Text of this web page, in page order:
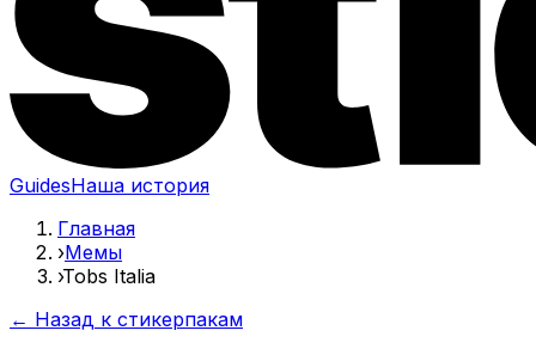
GuidesНаша история
Главная
›Мемы
›Tobs Italia
← Назад к стикерпакам